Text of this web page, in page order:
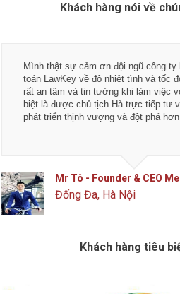
Khách hàng nói về
Mình thật sự cảm ơn đội ngũ công ty
toán LawKey về độ nhiệt tình và tốc
rất an tâm và tin tưởng khi làm việc
biệt là được chủ tịch Hà trực tiếp tư
phát triển thịnh vượng và đột phá
Mr Tô - Founder & CEO
Đống Đa, Hà Nội
Khách hàng tiêu